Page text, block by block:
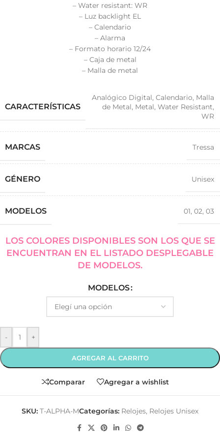
– Water resistant: WR
– Luz backlight EL
– Calendario
– Alarma
– Formato horario 12/24
– Caja de metal
– Malla de metal
CARACTERÍSTICAS
Analógico Digital, Calendario, Malla
de Metal, Metal, Water Resistant,
WR
MARCAS Tressa
GÉNERO Unisex
MODELOS 01, 02, 03
LOS COLORES DISPONIBLES SON LOS QUE SE
ENCUENTRAN EN EL LISTADO DESPLEGABLE
DE MODELOS.
MODELOS
- +
AGREGAR AL CARRITO
Comparar Agregar a wishlist
SKU: T-ALPHA-MCategorías: Relojes, Relojes Unisex